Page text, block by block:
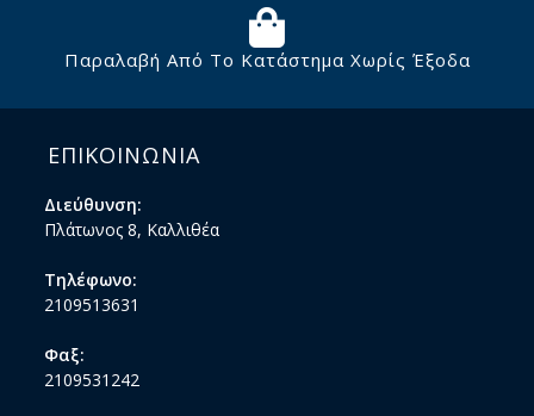
Παραλαβή Από Το Κατάστημα Χωρίς Έξοδα
ΕΠΙΚΟΙΝΩΝΙΑ
Διεύθυνση:
Πλάτωνος 8, Καλλιθέα
Τηλέφωνο:
2109513631
Φαξ:
2109531242